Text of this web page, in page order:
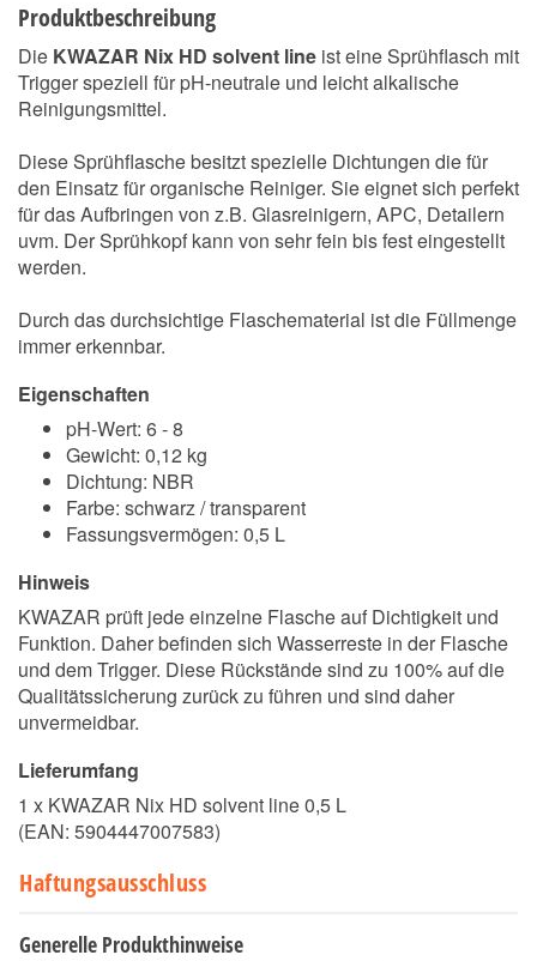
Produktbeschreibung
Die KWAZAR Nix HD solvent line ist eine Sprühflasch mit
Trigger speziell für pH-neutrale und leicht alkalische
Reinigungsmittel.
Diese Sprühflasche besitzt spezielle Dichtungen die für
den Einsatz für organische Reiniger. Sie eignet sich perfekt
für das Aufbringen von z.B. Glasreinigern, APC, Detailern
uvm. Der Sprühkopf kann von sehr fein bis fest eingestellt
werden.
Durch das durchsichtige Flaschematerial ist die Füllmenge
immer erkennbar.
Eigenschaften
pH-Wert: 6 - 8
Gewicht: 0,12 kg
Dichtung: NBR
Farbe: schwarz / transparent
Fassungsvermögen: 0,5 L
Hinweis
KWAZAR prüft jede einzelne Flasche auf Dichtigkeit und
Funktion. Daher befinden sich Wasserreste in der Flasche
und dem Trigger. Diese Rückstände sind zu 100% auf die
Qualitätssicherung zurück zu führen und sind daher
unvermeidbar.
Lieferumfang
1 x KWAZAR Nix HD solvent line 0,5 L
(EAN: 5904447007583)
Haftungsausschluss
Generelle Produkthinweise